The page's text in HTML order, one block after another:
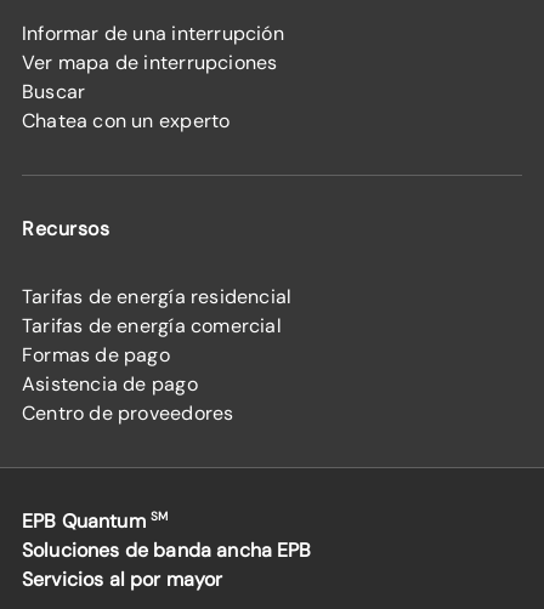
Informar de una interrupción
Ver mapa de interrupciones
Buscar
Chatea con un experto
Recursos
Tarifas de energía residencial
Tarifas de energía comercial
Formas de pago
Asistencia de pago
Centro de proveedores
EPB Quantum SM
Soluciones de banda ancha EPB
Servicios al por mayor